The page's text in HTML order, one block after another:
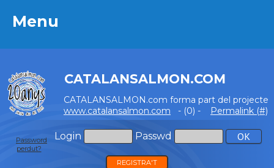
Menu
CATALANSALMON.COM
CATALANSALMON.com forma part del projecte
www.catalansalmon.com - (0) - Permalink (#)
Login Passwd
Password
perdut?
REGISTRA'T
Menu